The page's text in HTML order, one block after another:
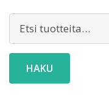
Etsi:
HAKU